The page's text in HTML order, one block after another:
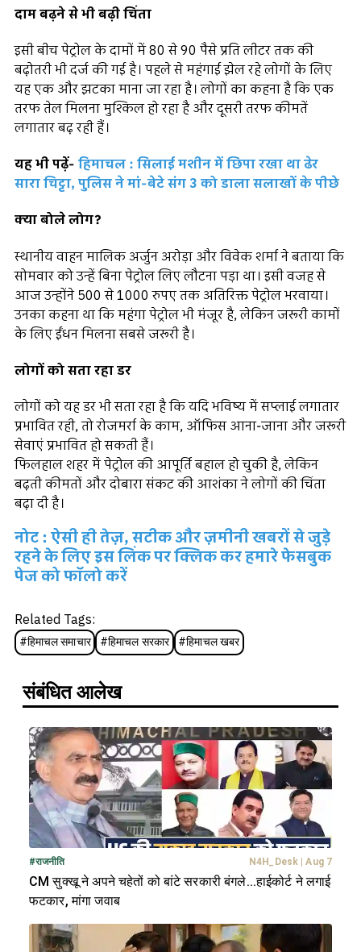
दाम बढ़ने से भी बढ़ी चिंता
इसी बीच पेट्रोल के दामों में 80 से 90 पैसे प्रति लीटर तक की
बढ़ोतरी भी दर्ज की गई है। पहले से महंगाई झेल रहे लोगों के लिए
यह एक और झटका माना जा रहा है। लोगों का कहना है कि एक
तरफ तेल मिलना मुश्किल हो रहा है और दूसरी तरफ कीमतें
लगातार बढ़ रही हैं।
यह भी पढ़ें- हिमाचल : सिलाई मशीन में छिपा रखा था ढेर
सारा चिट्टा, पुलिस ने मां-बेटे संग 3 को डाला सलाखों के पीछे
क्या बोले लोग?
स्थानीय वाहन मालिक अर्जुन अरोड़ा और विवेक शर्मा ने बताया कि
सोमवार को उन्हें बिना पेट्रोल लिए लौटना पड़ा था। इसी वजह से
आज उन्होंने 500 से 1000 रुपए तक अतिरिक्त पेट्रोल भरवाया।
उनका कहना था कि महंगा पेट्रोल भी मंजूर है, लेकिन जरूरी कामों
के लिए ईंधन मिलना सबसे जरूरी है।
लोगों को सता रहा डर
लोगों को यह डर भी सता रहा है कि यदि भविष्य में सप्लाई लगातार
प्रभावित रही, तो रोजमर्रा के काम, ऑफिस आना-जाना और जरूरी
सेवाएं प्रभावित हो सकती हैं।
फिलहाल शहर में पेट्रोल की आपूर्ति बहाल हो चुकी है, लेकिन
बढ़ती कीमतों और दोबारा संकट की आशंका ने लोगों की चिंता
बढ़ा दी है।
नोट : ऐसी ही तेज़, सटीक और ज़मीनी खबरों से जुड़े
रहने के लिए इस लिंक पर क्लिक कर हमारे फेसबुक
पेज को फॉलो करें
Related Tags:
#हिमाचल समाचार #हिमाचल सरकार #हिमाचल खबर
संबंधित आलेख
#राजनीति N4H_Desk | Aug 7
CM सुक्खू ने अपने चहेतों को बांटे सरकारी बंगले...हाईकोर्ट ने लगाई
फटकार, मांगा जवाब